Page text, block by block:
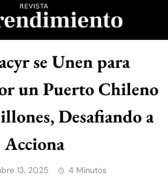
Revista
se Unen para
un Puerto Chileno
Desafiando a
Acciona
13, 2025 4 Minutos